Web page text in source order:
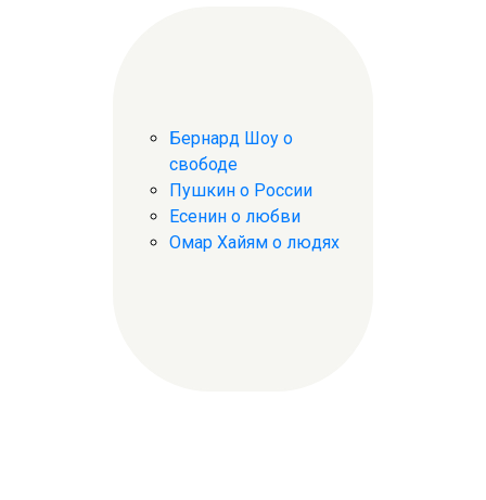
Бернард Шоу о
свободе
Пушкин о России
Есенин о любви
Омар Хайям о людях